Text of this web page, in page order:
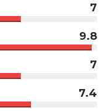
7
9.8
7
7.4